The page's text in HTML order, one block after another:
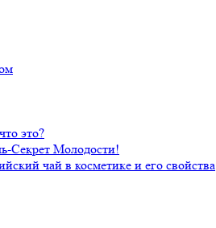
это?
Секрет Молодости!
чай в косметике и его свойства